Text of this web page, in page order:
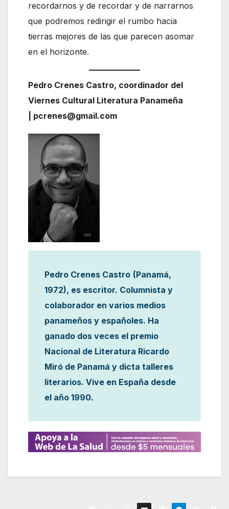
recordarnos y de recordar y de narrarnos
que podremos redirigir el rumbo hacia
tierras mejores de las que parecen asomar
en el horizonte.
Pedro Crenes Castro, coordinador del
Viernes Cultural Literatura Panameña
| pcrenes@gmail.com
Pedro Crenes Castro (Panamá,
1972), es escritor. Columnista y
colaborador en varios medios
panameños y españoles. Ha
ganado dos veces el premio
Nacional de Literatura Ricardo
Miró de Panamá y dicta talleres
literarios. Vive en España desde
el año 1990.